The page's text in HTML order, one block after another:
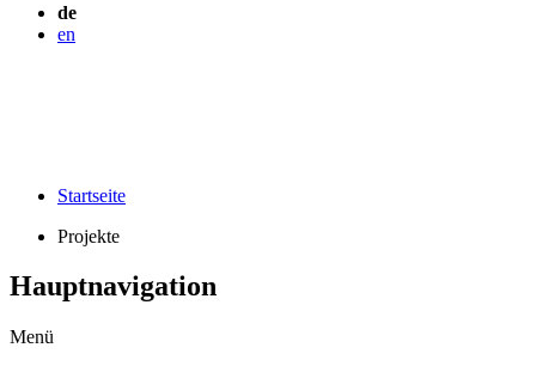
de
en
Startseite
Projekte
Hauptnavigation
Menü